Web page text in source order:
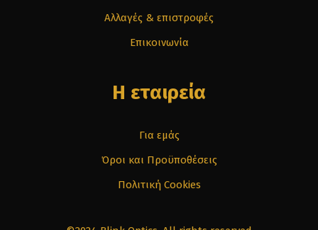
Αλλαγές & επιστροφές
Επικοινωνία
Η εταιρεία
Για εμάς
Όροι και Προϋποθέσεις
Πολιτική Cookies